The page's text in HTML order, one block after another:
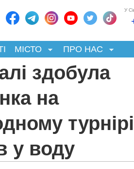
У
МІСТО ПРО НАС
здобула
на
турнірі
у воду